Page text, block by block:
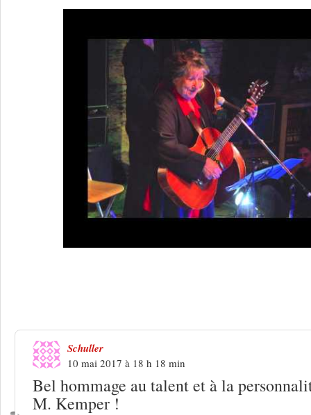
Schuller
10 mai 2017 à 18 h 18 min
Bel hommage au talent et à la
M. Kemper !